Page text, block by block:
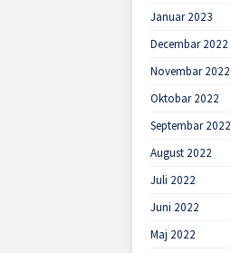
Januar 2023
Decembar 2022
Novembar 2022
Oktobar 2022
Septembar 2022
August 2022
Juli 2022
Juni 2022
Maj 2022